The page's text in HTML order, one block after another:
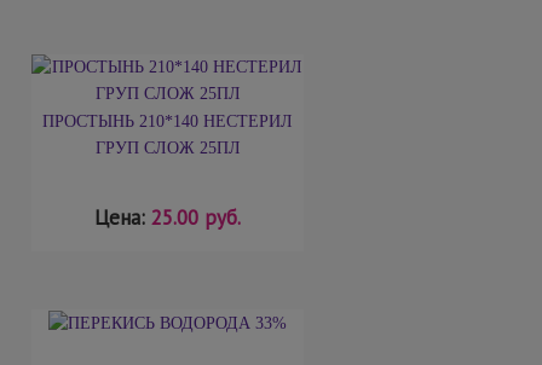
ПРОСТЫНЬ 210*140 НЕСТЕРИЛ
ГРУП СЛОЖ 25ПЛ
Цена: 25.00 руб.